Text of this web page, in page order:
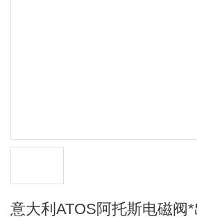
意大利ATOS阿托斯电磁阀*